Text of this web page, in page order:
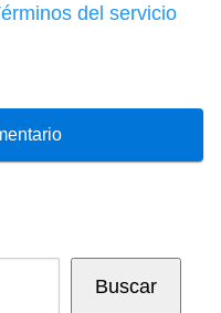
del servicio
Buscar